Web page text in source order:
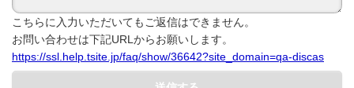
こちらに入力いただいてもご返信はできません。
お問い合わせは下記URLからお願いします。
https://ssl.help.tsite.jp/faq/show/36642?site_domain=qa-discas